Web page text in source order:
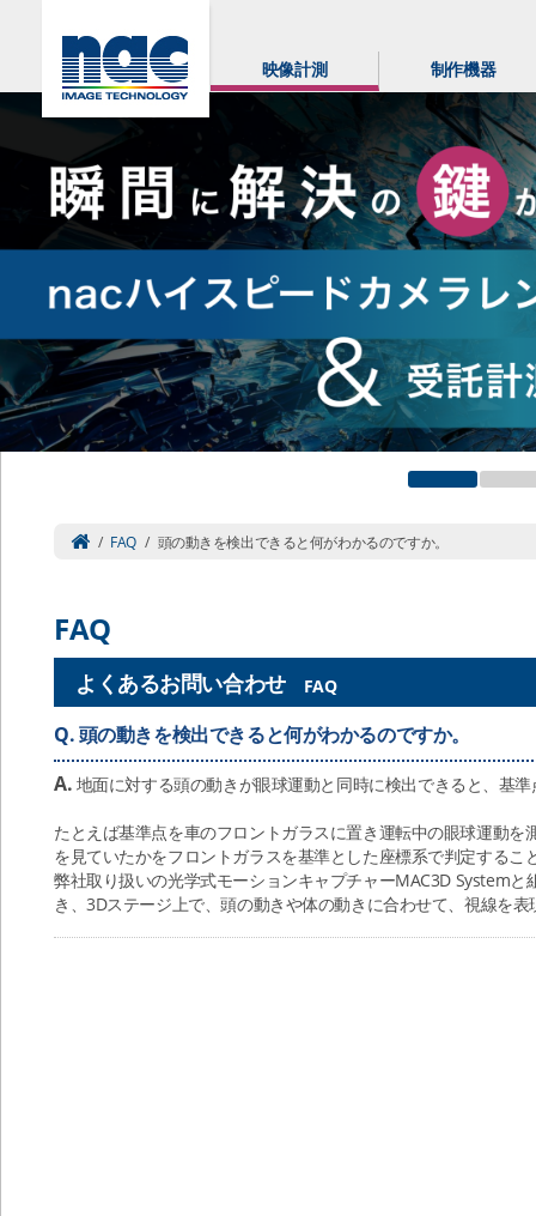
映像計測 制作機器
/ FAQ / 頭の動きを検出できると何がわかるのですか。
FAQ
よくあるお問い合わせ FAQ
Q.頭の動きを検出できると何がわかるのですか。
A. 地面に対する頭の動きが眼球運動と同時に検出できると、基
たとえば基準点を車のフロントガラスに置き運転中の眼球運動
を見ていたかをフロントガラスを基準とした座標系で判定するこ
弊社取り扱いの光学式モーションキャプチャーMAC3D System
き、3Dステージ上で、頭の動きや体の動きに合わせて、視線を